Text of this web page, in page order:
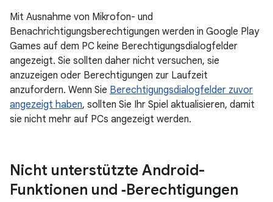
Mit Ausnahme von Mikrofon- und
Benachrichtigungsberechtigungen werden in Google Play
Games auf dem PC keine Berechtigungsdialogfelder
angezeigt. Sie sollten daher nicht versuchen, sie
anzuzeigen oder Berechtigungen zur Laufzeit
anzufordern. Wenn Sie Berechtigungsdialogfelder zuvor
angezeigt haben, sollten Sie Ihr Spiel aktualisieren, damit
sie nicht mehr auf PCs angezeigt werden.
Nicht unterstützte Android-
Funktionen und ‑Berechtigungen